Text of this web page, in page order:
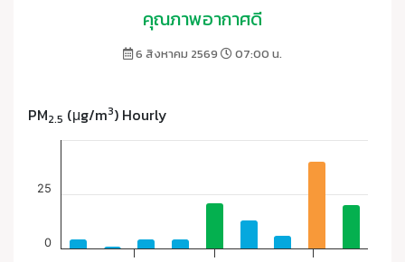
คุณภาพอากาศดี
6 สิงหาคม 2569 07:00 น.
PM2.5 (μg/m3) Hourly